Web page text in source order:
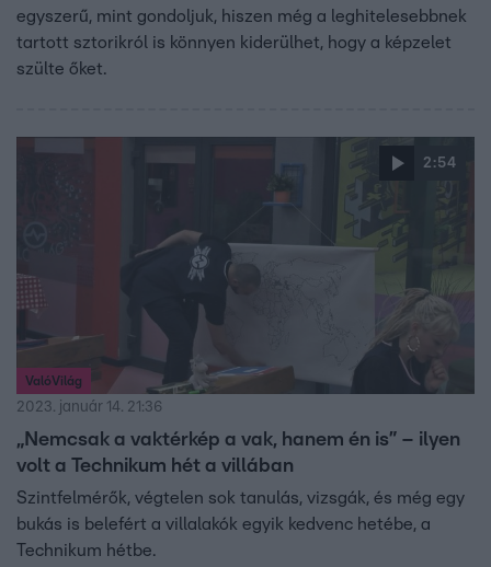
egyszerű, mint gondoljuk, hiszen még a leghitelesebbnek
tartott sztorikról is könnyen kiderülhet, hogy a képzelet
szülte őket.
2:54
ValóVilág
2023. január 14. 21:36
„Nemcsak a vaktérkép a vak, hanem én is” – ilyen
volt a Technikum hét a villában
Szintfelmérők, végtelen sok tanulás, vizsgák, és még egy
bukás is belefért a villalakók egyik kedvenc hetébe, a
Technikum hétbe.